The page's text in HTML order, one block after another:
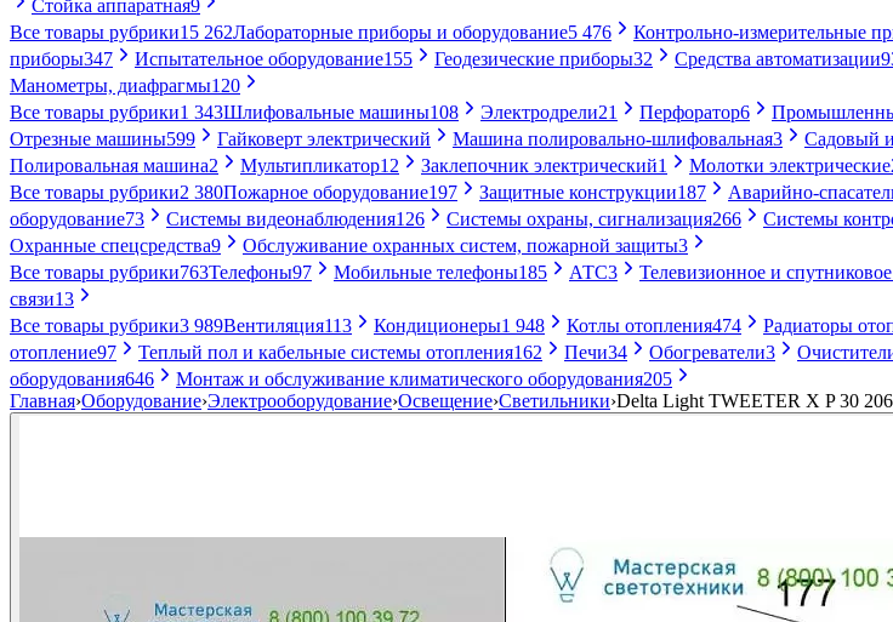
Стойка аппаратная9
Все товары рубрики15 262Лабораторные приборы и оборудование5 476 Контрольно-измерительные
приборы347 Испытательное оборудование155 Геодезические приборы32 Средства автоматизации
Манометры, диафрагмы120
Все товары рубрики1 343Шлифовальные машины108 Электродрели21 Перфоратор6
Отрезные машины599 Гайковерт электрический Машина полировально-шлифовальная3 Садовый
Полировальная машина2 Мультипликатор12 Заклепочник электрический1 Молотки электрические
Все товары рубрики2 380Пожарное оборудование197 Защитные конструкции187 Аварийно-
оборудование73 Системы видеонаблюдения126 Системы охраны, сигнализация266 Системы
Охранные спецсредства9 Обслуживание охранных систем, пожарной защиты3
Все товары рубрики763Телефоны97 Мобильные телефоны185 АТС3 Телевизионное и
связи13
Все товары рубрики3 989Вентиляция113 Кондиционеры1 948 Котлы отопления474 Радиаторы
отопление97 Теплый пол и кабельные системы отопления162 Печи34 Обогреватели3
оборудования646 Монтаж и обслуживание климатического оборудования205
Главная›Оборудование›Электрооборудование›Освещение›Светильники›Delta Light TWEETER X P 30